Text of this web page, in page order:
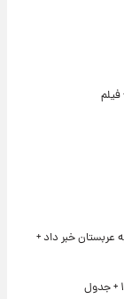
خبر داد +